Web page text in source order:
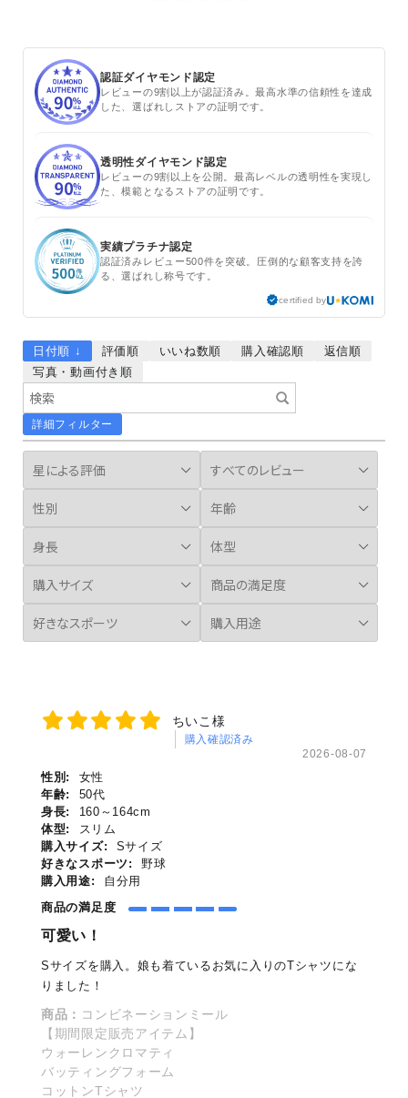
認証ダイヤモンド認定
レビューの9割以上が認証済み。最高水準の信頼性を達成
した、選ばれしストアの証明です。
透明性ダイヤモンド認定
レビューの9割以上を公開。最高レベルの透明性を実現し
た、模範となるストアの証明です。
実績プラチナ認定
認証済みレビュー500件を突破。圧倒的な顧客支持を誇
る、選ばれし称号です。
certified by
詳細フィルター
日付順 ↓ 評価順 いいね数順 購入確認順
返信順
写真・動画付き順
ちいこ様
購入確認済み
2026-08-07
性別:
女性
年齢:
50代
身長:
160～164cm
体型:
スリム
購入サイズ:
Sサイズ
好きなスポーツ:
野球
購入用途:
自分用
商品の満足度
可愛い！
Sサイズを購入。娘も着ているお気に入りのTシャツにな
りました！
商品： コンビネーションミール
【期間限定販売アイテム】
ウォーレンクロマティ
バッティングフォーム
コットンTシャツ